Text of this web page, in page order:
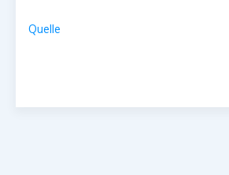
Quelle